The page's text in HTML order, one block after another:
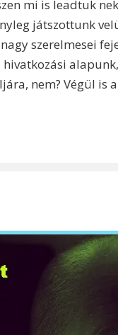
mi is leadtuk
játszottunk
szerelmesei
nem? Végül